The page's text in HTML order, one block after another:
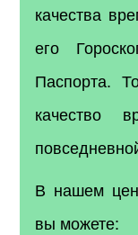
качества
его
Паспорта.
качество
В нашем
вы можете: